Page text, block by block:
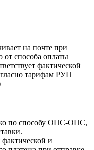
на почте при
от способа оплаты
фактической
тарифам РУП
по способу ОПС-ОПС,
и